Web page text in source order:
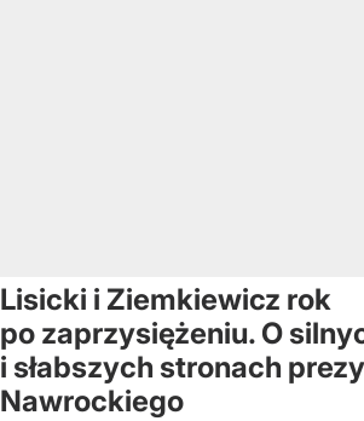
Lisicki i Ziemkiewicz rok
po zaprzysiężeniu. O
i słabszych stronach
Nawrockiego